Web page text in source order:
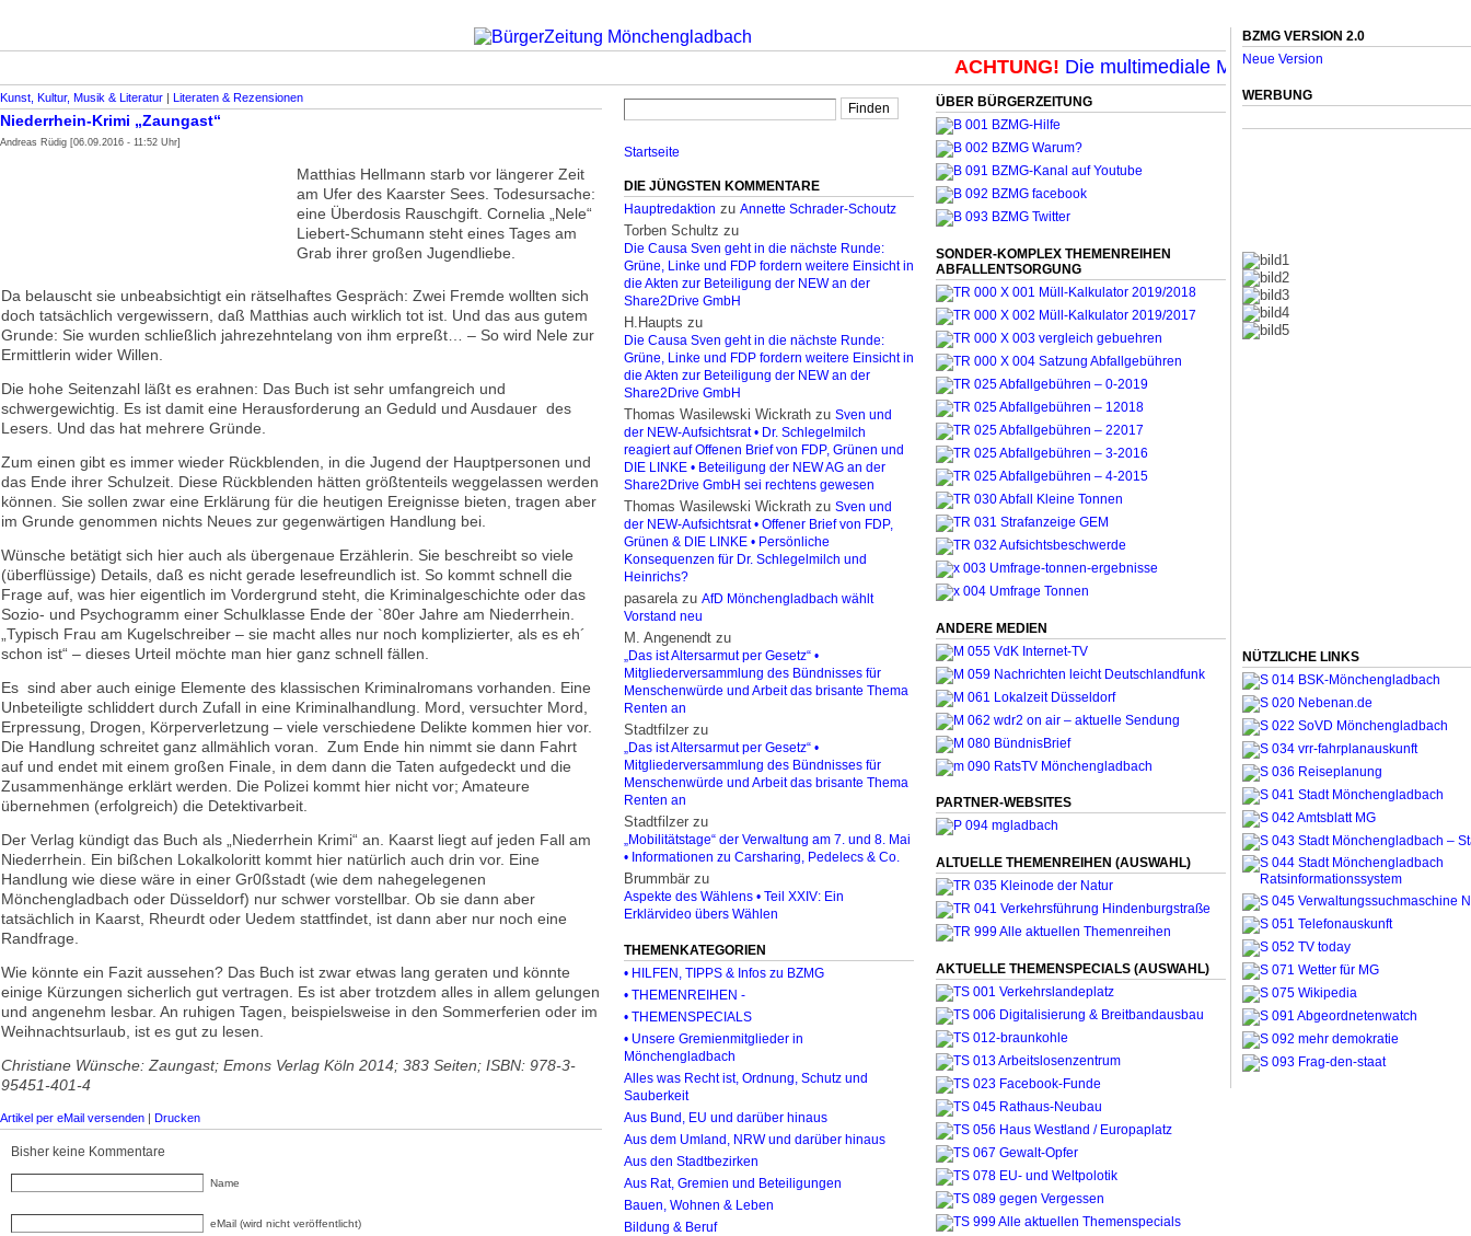
ACHTUNG!Die multimediale Mit-Mach-Zeitung für
Kunst, Kultur, Musik & Literatur | Literaten & Rezensionen
Niederrhein-Krimi „Zaungast“
Andreas Rüdig [06.09.2016 - 11:52 Uhr]
Matthias Hellmann starb vor längerer Zeit
am Ufer des Kaarster Sees. Todesursache:
eine Überdosis Rauschgift. Cornelia „Nele“
Liebert-Schumann steht eines Tages am
Grab ihrer großen Jugendliebe.
Da belauscht sie unbeabsichtigt ein rätselhaftes Gespräch: Zwei Fremde wollten sich
doch tatsächlich vergewissern, daß Matthias auch wirklich tot ist. Und das aus gutem
Grunde: Sie wurden schließlich jahrezehntelang von ihm erpreßt… – So wird Nele zur
Ermittlerin wider Willen.
Die hohe Seitenzahl läßt es erahnen: Das Buch ist sehr umfangreich und
schwergewichtig. Es ist damit eine Herausforderung an Geduld und Ausdauer des
Lesers. Und das hat mehrere Gründe.
Zum einen gibt es immer wieder Rückblenden, in die Jugend der Hauptpersonen und
das Ende ihrer Schulzeit. Diese Rückblenden hätten größtenteils weggelassen werden
können. Sie sollen zwar eine Erklärung für die heutigen Ereignisse bieten, tragen aber
im Grunde genommen nichts Neues zur gegenwärtigen Handlung bei.
Wünsche betätigt sich hier auch als übergenaue Erzählerin. Sie beschreibt so viele
(überflüssige) Details, daß es nicht gerade lesefreundlich ist. So kommt schnell die
Frage auf, was hier eigentlich im Vordergrund steht, die Kriminalgeschichte oder das
Sozio- und Psychogramm einer Schulklasse Ende der `80er Jahre am Niederrhein.
„Typisch Frau am Kugelschreiber – sie macht alles nur noch komplizierter, als es eh´
schon ist“ – dieses Urteil möchte man hier ganz schnell fällen.
Es sind aber auch einige Elemente des klassischen Kriminalromans vorhanden. Eine
Unbeteiligte schliddert durch Zufall in eine Kriminalhandlung. Mord, versuchter Mord,
Erpressung, Drogen, Körperverletzung – viele verschiedene Delikte kommen hier vor.
Die Handlung schreitet ganz allmählich voran. Zum Ende hin nimmt sie dann Fahrt
auf und endet mit einem großen Finale, in dem dann die Taten aufgedeckt und die
Zusammenhänge erklärt werden. Die Polizei kommt hier nicht vor; Amateure
übernehmen (erfolgreich) die Detektivarbeit.
Der Verlag kündigt das Buch als „Niederrhein Krimi“ an. Kaarst liegt auf jeden Fall am
Niederrhein. Ein bißchen Lokalkoloritt kommt hier natürlich auch drin vor. Eine
Handlung wie diese wäre in einer Gr0ßstadt (wie dem nahegelegenen
Mönchengladbach oder Düsseldorf) nur schwer vorstellbar. Ob sie dann aber
tatsächlich in Kaarst, Rheurdt oder Uedem stattfindet, ist dann aber nur noch eine
Randfrage.
Wie könnte ein Fazit aussehen? Das Buch ist zwar etwas lang geraten und könnte
einige Kürzungen sicherlich gut vertragen. Es ist aber trotzdem alles in allem gelungen
und angenehm lesbar. An ruhigen Tagen, beispielsweise in den Sommerferien oder im
Weihnachtsurlaub, ist es gut zu lesen.
Christiane Wünsche: Zaungast; Emons Verlag Köln 2014; 383 Seiten; ISBN: 978-3-
95451-401-4
Artikel per eMail versenden | Drucken
Bisher keine Kommentare
Name
eMail (wird nicht veröffentlicht)
Startseite
DIE JÜNGSTEN KOMMENTARE
Hauptredaktion zu Annette Schrader-Schoutz
Torben Schultz zu
Die Causa Sven geht in die nächste Runde:
Grüne, Linke und FDP fordern weitere Einsicht in
die Akten zur Beteiligung der NEW an der
Share2Drive GmbH
H.Haupts zu
Die Causa Sven geht in die nächste Runde:
Grüne, Linke und FDP fordern weitere Einsicht in
die Akten zur Beteiligung der NEW an der
Share2Drive GmbH
Thomas Wasilewski Wickrath zu Sven und
der NEW-Aufsichtsrat • Dr. Schlegelmilch
reagiert auf Offenen Brief von FDP, Grünen und
DIE LINKE • Beteiligung der NEW AG an der
Share2Drive GmbH sei rechtens gewesen
Thomas Wasilewski Wickrath zu Sven und
der NEW-Aufsichtsrat • Offener Brief von FDP,
Grünen & DIE LINKE • Persönliche
Konsequenzen für Dr. Schlegelmilch und
Heinrichs?
pasarelazu AfD Mönchengladbach wählt
Vorstand neu
M. Angenendt zu
„Das ist Altersarmut per Gesetz“ •
Mitgliederversammlung des Bündnisses für
Menschenwürde und Arbeit das brisante Thema
Renten an
Stadtfilzer zu
„Das ist Altersarmut per Gesetz“ •
Mitgliederversammlung des Bündnisses für
Menschenwürde und Arbeit das brisante Thema
Renten an
Stadtfilzer zu
„Mobilitätstage“ der Verwaltung am 7. und 8. Mai
• Informationen zu Carsharing, Pedelecs & Co.
Brummbär zu
Aspekte des Wählens • Teil XXIV: Ein
Erklärvideo übers Wählen
THEMENKATEGORIEN
• HILFEN, TIPPS & Infos zu BZMG
• THEMENREIHEN -
• THEMENSPECIALS
• Unsere Gremienmitglieder in
Mönchengladbach
Alles was Recht ist, Ordnung, Schutz und
Sauberkeit
Aus Bund, EU und darüber hinaus
Aus dem Umland, NRW und darüber hinaus
Aus den Stadtbezirken
Aus Rat, Gremien und Beteiligungen
Bauen, Wohnen & Leben
Bildung & Beruf
ÜBER BÜRGERZEITUNG
SONDER-KOMPLEX THEMENREIHEN
ABFALLENTSORGUNG
ANDERE MEDIEN
PARTNER-WEBSITES
ALTUELLE THEMENREIHEN (AUSWAHL)
AKTUELLE THEMENSPECIALS (AUSWAHL)
BZMG VERSION 2.0
Neue Version
WERBUNG
NÜTZLICHE LINKS